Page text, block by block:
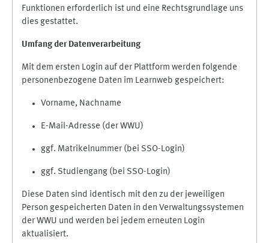
Funktionen erforderlich ist und eine Rechtsgrundlage uns
dies gestattet.
Umfang der Datenverarbeitung
Mit dem ersten Login auf der Plattform werden folgende
personenbezogene Daten im Learnweb gespeichert:
Vorname, Nachname
E-Mail-Adresse (der WWU)
ggf. Matrikelnummer (bei SSO-Login)
ggf. Studiengang (bei SSO-Login)
Diese Daten sind identisch mit den zu der jeweiligen
Person gespeicherten Daten in den Verwaltungssystemen
der WWU und werden bei jedem erneuten Login
aktualisiert.